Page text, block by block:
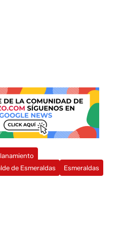
de Esmeraldas Esmeraldas